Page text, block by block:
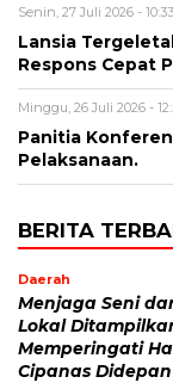
Senin, 27 Juli 2026 - 10:33
Lansia
Respons Cepat
Minggu, 26 Juli 2026 -
Panitia
Pelaksanaan.
BERITA
Daerah
Menjaga Seni
Lokal
Memperingati
Cipanas